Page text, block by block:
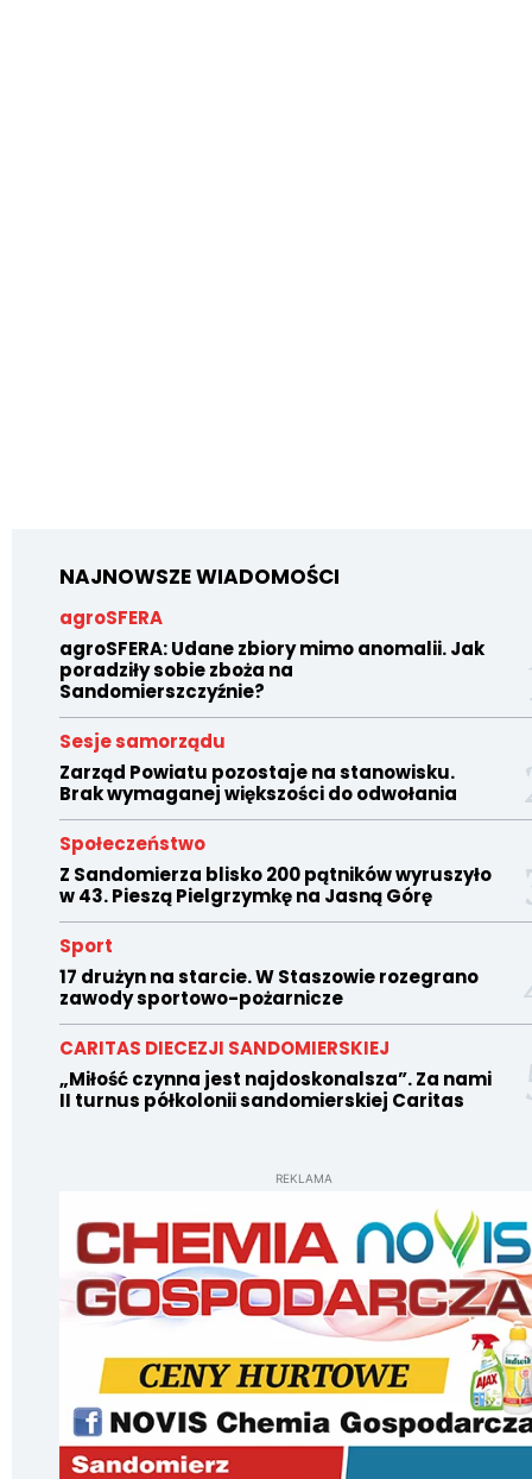
NAJNOWSZE WIADOMOŚCI
agroSFERA
agroSFERA: Udane zbiory mimo anomalii. Jak
poradziły sobie zboża na
Sandomierszczyźnie?
Sesje samorządu
Zarząd Powiatu pozostaje na stanowisku.
Brak wymaganej większości do odwołania
Społeczeństwo
Z Sandomierza blisko 200 pątników wyruszyło
w 43. Pieszą Pielgrzymkę na Jasną Górę
Sport
17 drużyn na starcie. W Staszowie rozegrano
zawody sportowo-pożarnicze
CARITAS DIECEZJI SANDOMIERSKIEJ
„Miłość czynna jest najdoskonalsza”. Za nami
II turnus półkolonii sandomierskiej Caritas
REKLAMA